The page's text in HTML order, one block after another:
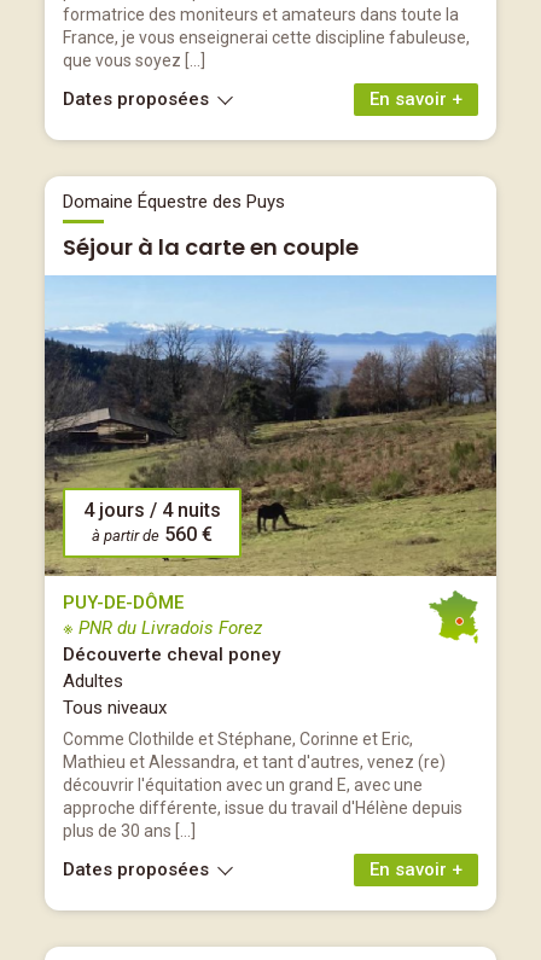
formatrice des moniteurs et amateurs dans toute la
France, je vous enseignerai cette discipline fabuleuse,
que vous soyez […]
En savoir +
Dates proposées
Domaine Équestre des Puys
Séjour à la carte en couple
4 jours / 4 nuits
à partir de 560 €
PUY-DE-DÔME
※ PNR du Livradois Forez
Découverte cheval poney
Adultes
Tous niveaux
Comme Clothilde et Stéphane, Corinne et Eric,
Mathieu et Alessandra, et tant d'autres, venez (re)
découvrir l'équitation avec un grand E, avec une
approche différente, issue du travail d'Hélène depuis
plus de 30 ans […]
En savoir +
Dates proposées